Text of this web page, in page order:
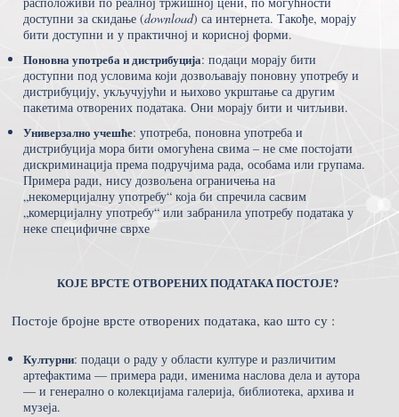
доступни за скидање (download) са интернета. Такође, морају
бити доступни и у практичној и корисној форми.
Поновна употреба и дистрибуција: подаци морају бити
доступни под условима који дозвољавају поновну употребу и
дистрибуцију, укључујући и њихово укрштање са другим
пакетима отворених података. Они морају бити и читљиви.
Универзално учешће: употреба, поновна употреба и
дистрибуција мора бити омогућена свима – не сме постојати
дискриминација према подручјима рада, особама или групама.
Примера ради, нису дозвољена ограничења на
„некомерцијалну употребу“ која би спречила сасвим
„комерцијалну употребу“ или забранила употребу података у
неке специфичне сврхе
КОЈЕ ВРСТЕ ОТВОРЕНИХ ПОДАТАКА ПОСТОЈЕ?
Постоје бројне врсте отворених података, као што су :
Културни: подаци о раду у области културе и различитим
артефактима — примера ради, именима наслова дела и аутора
— и генерално о колекцијама галерија, библиотека, архива и
музеја.